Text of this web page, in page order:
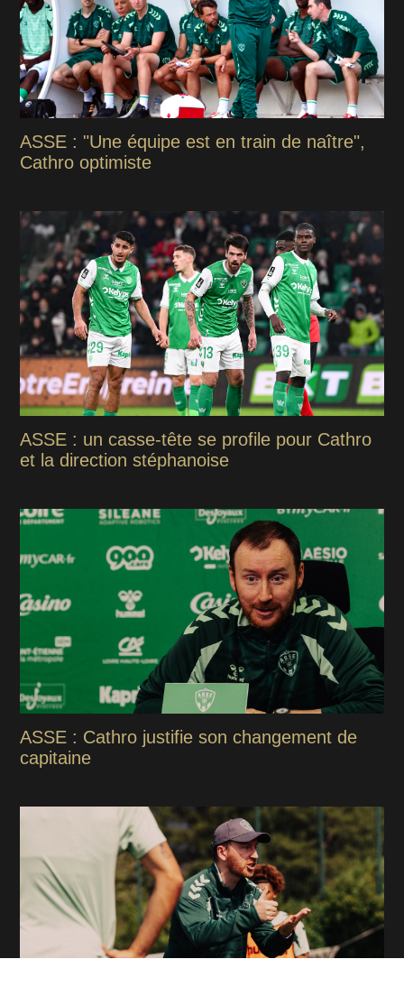
ASSE : "Une équipe est en train de naître",
Cathro optimiste
ASSE : un casse-tête se profile pour Cathro
et la direction stéphanoise
ASSE : Cathro justifie son changement de
capitaine